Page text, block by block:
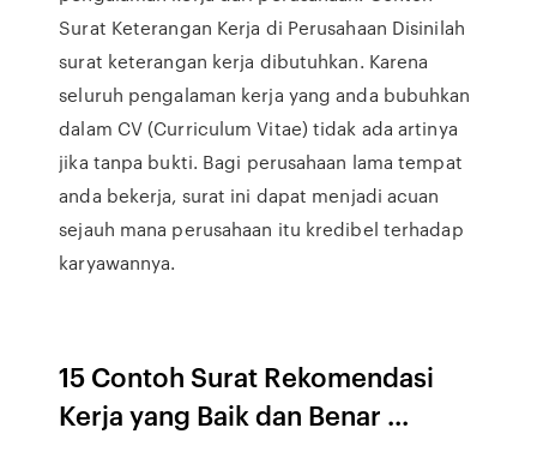
Surat Keterangan Kerja di Perusahaan Disinilah
surat keterangan kerja dibutuhkan. Karena
seluruh pengalaman kerja yang anda bubuhkan
dalam CV (Curriculum Vitae) tidak ada artinya
jika tanpa bukti. Bagi perusahaan lama tempat
anda bekerja, surat ini dapat menjadi acuan
sejauh mana perusahaan itu kredibel terhadap
karyawannya.
15 Contoh Surat Rekomendasi
Kerja yang Baik dan Benar ...